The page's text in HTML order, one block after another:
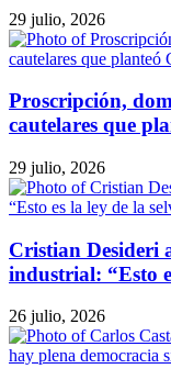
29 julio, 2026
Proscripción,
cautelares que
29 julio, 2026
Cristian Desideri
industrial: “Esto
26 julio, 2026